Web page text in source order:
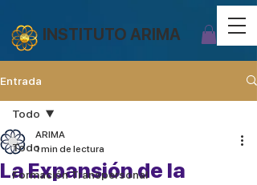
INSTITUTO ARIMA
Entrada
Todo
Formación Transpersonal
Todo
La Expansión de la
ARIMA
1 min de lectura